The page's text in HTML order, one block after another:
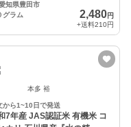
上】「豊樹の白」
知県豊田市
グラム
2,480円
+送料210円
本多 裕
から1~10日で発送
7年産 JAS認証米 有機米 コ